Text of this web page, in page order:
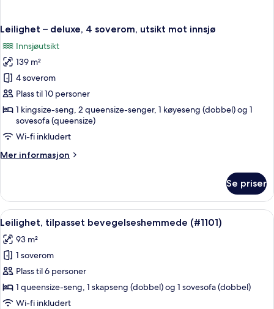
Leilighet – deluxe, 4 soverom, utsikt mot innsjø
Innsjøutsikt
139 m²
4 soverom
Plass til 10 personer
1 kingsize-seng, 2 queensize-senger, 1 køyeseng (dobbel) og 1
sovesofa (queensize)
Wi-fi inkludert
Mer informasjon
Mer
–
deluxe,
4
soverom,
utsikt
mot
innsjø
Se priser
Åpne
alle
bildene
av
Leilighet,
tilpasset
bevegelseshemmede
Blendingsgardiner, strykejern/-brett
1
Leilighet, tilpasset bevegelseshemmede (#1101)
93 m²
1 soverom
Plass til 6 personer
1 queensize-seng, 1 skapseng (dobbel) og 1 sovesofa (dobbel)
Wi-fi inkludert